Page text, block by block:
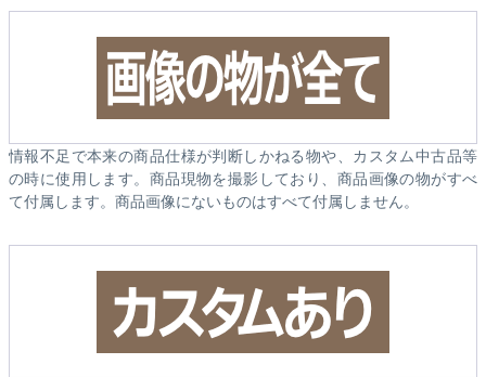
情報不足で本来の商品仕様が判断しかねる物や、カスタム中古品等
の時に使用します。商品現物を撮影しており、商品画像の物がすべ
て付属します。商品画像にないものはすべて付属しません。